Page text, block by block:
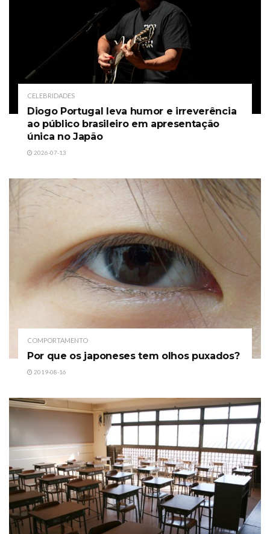
CELEBRIDADES
Diogo Portugal leva humor e irreverência
ao público brasileiro em apresentação
única no Japão
2026-07-13
COMPORTAMENTO
Por que os japoneses tem olhos puxados?
2019-08-16